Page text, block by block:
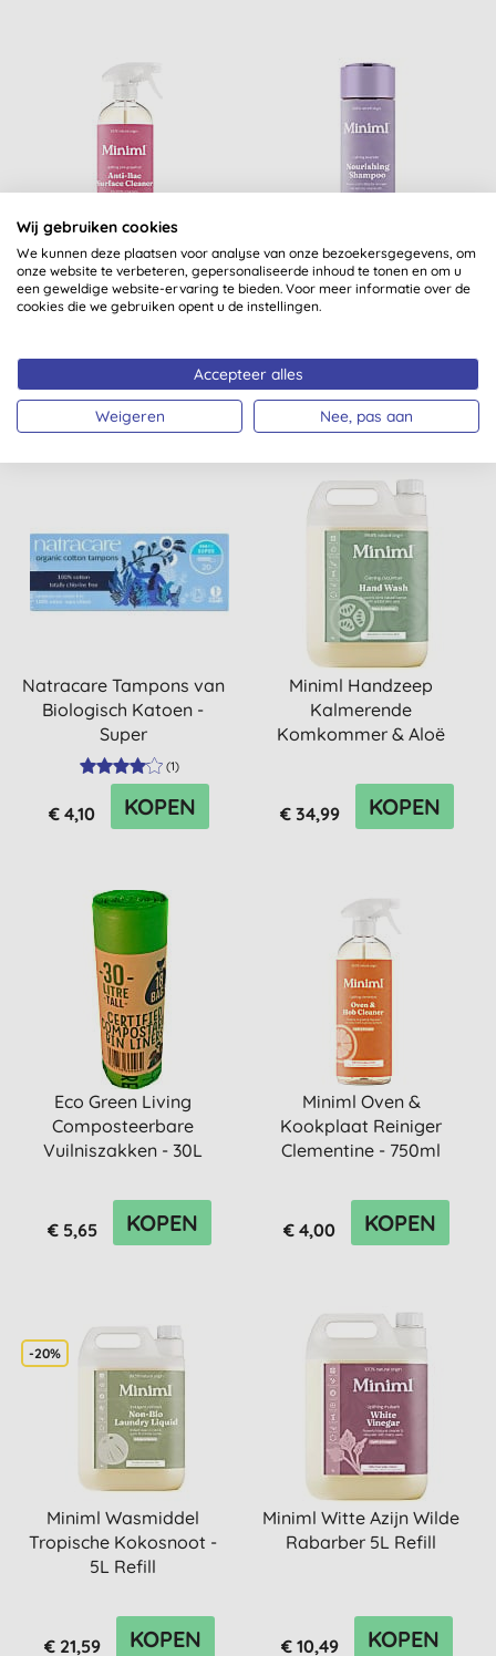
Miniml Antibacteriële
Allesreiniger Roze
Grapefruit - 750ml
€ 4,00 KOPEN
Miniml Kalmerende
Lavendel Voedende
Shampoo 400 ml
€ 4,75 KOPEN
Natracare Tampons van
Biologisch Katoen -
Super
(1)
€ 4,10 KOPEN
Miniml Handzeep
Kalmerende
Komkommer & Aloë
€ 34,99 KOPEN
Eco Green Living
Composteerbare
Vuilniszakken - 30L
€ 5,65 KOPEN
Miniml Oven &
Kookplaat Reiniger
Clementine - 750ml
€ 4,00 KOPEN
-20%
Miniml Wasmiddel
Tropische Kokosnoot -
5L Refill
€ 21,59 KOPEN
Miniml Witte Azijn Wilde
Rabarber 5L Refill
€ 10,49 KOPEN
Wij gebruiken cookies
We kunnen deze plaatsen voor analyse van onze bezoekersgegevens, om
onze website te verbeteren, gepersonaliseerde inhoud te tonen en om u
een geweldige website-ervaring te bieden. Voor meer informatie over de
cookies die we gebruiken opent u de instellingen.
Accepteer alles
Weigeren Nee, pas aan